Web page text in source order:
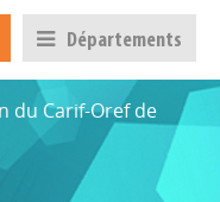
Départements
du Carif-Oref de